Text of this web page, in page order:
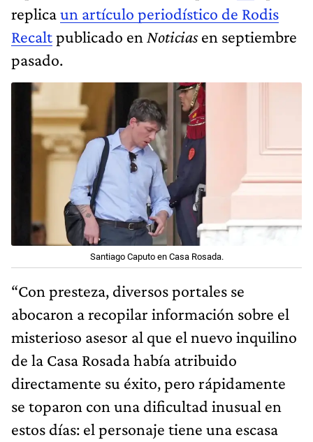
replicaun artículo periodístico de Rodis
Recaltpublicado en Noticiasen septiembre
pasado.
Santiago Caputo en Casa Rosada.
“Con presteza, diversos portales se
abocaron a recopilar información sobre el
misterioso asesor al que el nuevo inquilino
de la Casa Rosada había atribuido
directamente su éxito, pero rápidamente
se toparon con una dificultad inusual en
estos días: el personaje tiene una escasa